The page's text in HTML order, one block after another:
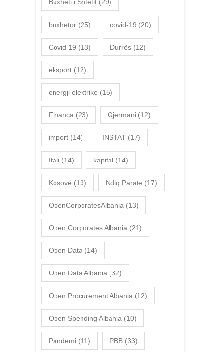
Buxheti i Shtetit (29)
buxhetor (25) covid-19 (20)
Covid 19 (13) Durrës (12)
eksport (12)
energji elektrike (15)
Financa (23) Gjermani (12)
import (14) INSTAT (17)
Itali (14) kapital (14)
Kosovë (13) Ndiq Parate (17)
OpenCorporatesAlbania (13)
Open Corporates Albania (21)
Open Data (14)
Open Data Albania (32)
Open Procurement Albania (12)
Open Spending Albania (10)
Pandemi (11) PBB (33)